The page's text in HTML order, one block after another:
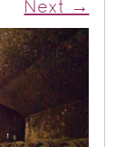
Next →